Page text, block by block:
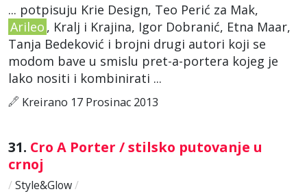
... potpisuju Krie Design, Teo Perić za Mak,
Arileo , Kralj i Krajina, Igor Dobranić, Etna Maar,
Tanja Bedeković i brojni drugi autori koji se
modom bave u smislu pret-a-portera kojeg je
lako nositi i kombinirati ...
Kreirano 17 Prosinac 2013
31. Cro A Porter / stilsko putovanje u
crnoj
/ Style&Glow/